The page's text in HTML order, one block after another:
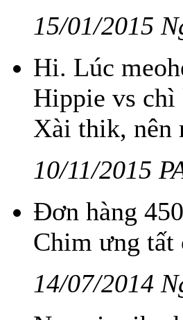
15/01/2015
Hi. Lúc
Hippie vs chì
Xài thik, nên
10/11/2015
Đơn hàng
Chim ưng tất
14/07/2014